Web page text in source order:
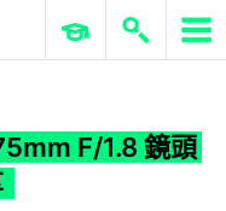
ERP 與商業 AI
F/1.8 鏡頭